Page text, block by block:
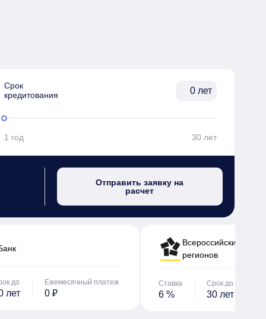
Срок
кредитования
лет
1 год 30 лет
Отправить заявку на
расчет
до
лет
Ежемесячный платеж
0 ₽
Всероссийский банк
регионов
Ставка
6 %
Срок до
30 лет